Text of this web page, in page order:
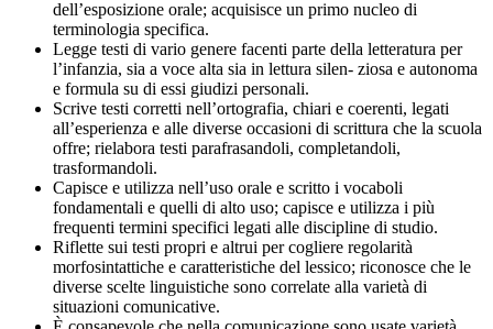
dell’esposizione orale; acquisisce un primo nucleo di
terminologia specifica.
Legge testi di vario genere facenti parte della letteratura per
l’infanzia, sia a voce alta sia in lettura silen- ziosa e autonoma
e formula su di essi giudizi personali.
Scrive testi corretti nell’ortografia, chiari e coerenti, legati
all’esperienza e alle diverse occasioni di scrittura che la scuola
offre; rielabora testi parafrasandoli, completandoli,
trasformandoli.
Capisce e utilizza nell’uso orale e scritto i vocaboli
fondamentali e quelli di alto uso; capisce e utilizza i più
frequenti termini specifici legati alle discipline di studio.
Riflette sui testi propri e altrui per cogliere regolarità
morfosintattiche e caratteristiche del lessico; riconosce che le
diverse scelte linguistiche sono correlate alla varietà di
situazioni comunicative.